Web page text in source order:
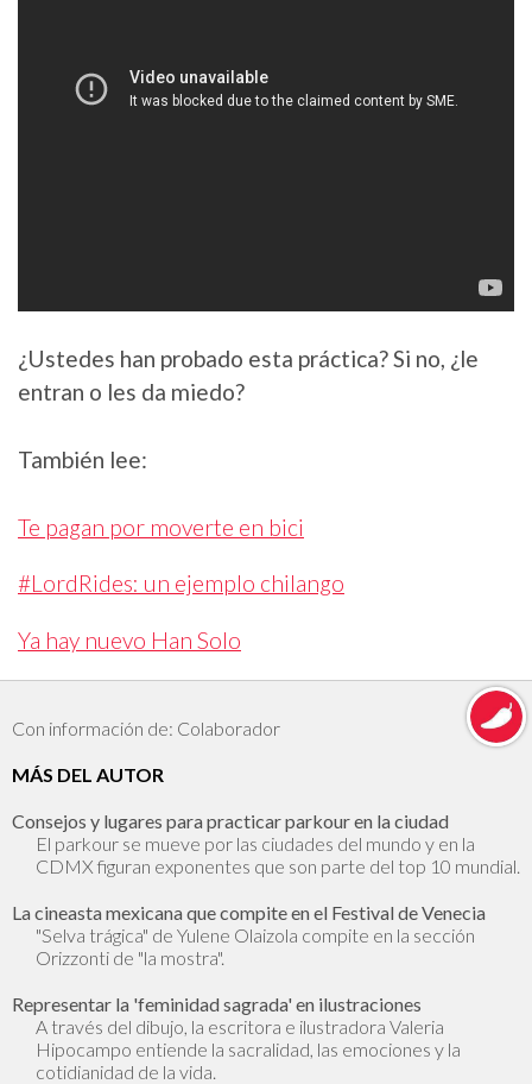
¿Ustedes han probado esta práctica? Si no, ¿le
entran o les da miedo?
También lee:
Te pagan por moverte en bici
#LordRides: un ejemplo chilango
Ya hay nuevo Han Solo
Con información de: Colaborador
MÁS DEL AUTOR
Consejos y lugares para practicar parkour en la ciudad
El parkour se mueve por las ciudades del mundo y en la
CDMX figuran exponentes que son parte del top 10 mundial.
La cineasta mexicana que compite en el Festival de Venecia
"Selva trágica" de Yulene Olaizola compite en la sección
Orizzonti de "la mostra".
Representar la 'feminidad sagrada' en ilustraciones
A través del dibujo, la escritora e ilustradora Valeria
Hipocampo entiende la sacralidad, las emociones y la
cotidianidad de la vida.